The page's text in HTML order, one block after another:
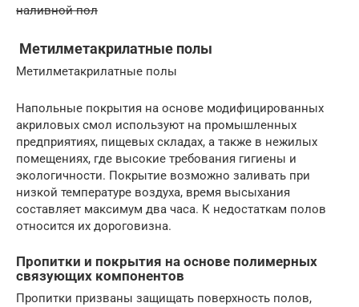
наливной пол
Метилметакрилатные полы
Метилметакрилатные полы
Напольные покрытия на основе модифицированных
акриловых смол используют на промышленных
предприятиях, пищевых складах, а также в нежилых
помещениях, где высокие требования гигиены и
экологичности. Покрытие возможно заливать при
низкой температуре воздуха, время высыхания
составляет максимум два часа. К недостаткам полов
относится их дороговизна.
Пропитки и покрытия на основе полимерных
связующих компонентов
Пропитки призваны защищать поверхность полов,